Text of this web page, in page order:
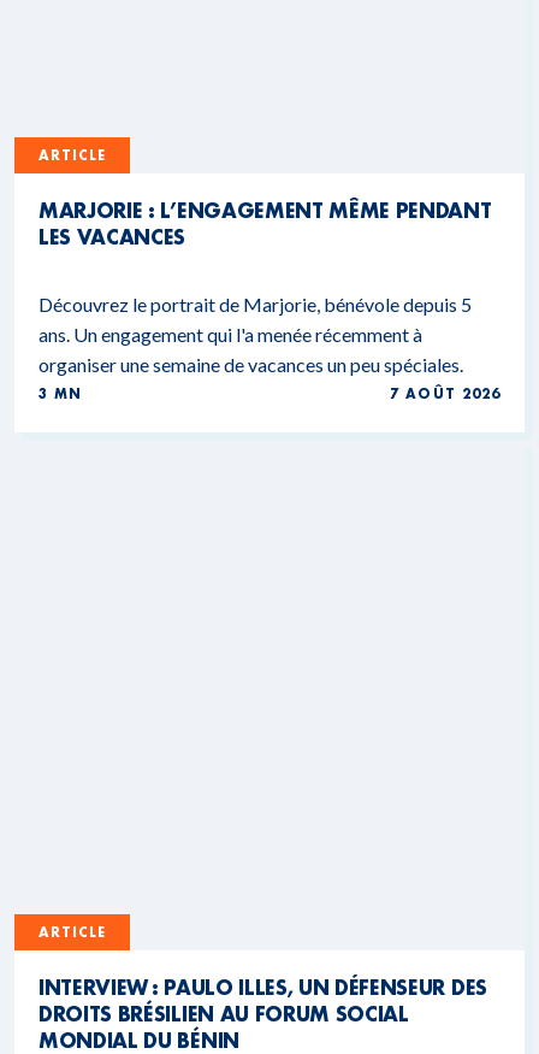
ARTICLE
MARJORIE : L’ENGAGEMENT MÊME PENDANT
LES VACANCES
Découvrez le portrait de Marjorie, bénévole depuis 5
ans. Un engagement qui l'a menée récemment à
organiser une semaine de vacances un peu spéciales.
3 MN 7 AOÛT 2026
ARTICLE
INTERVIEW : PAULO ILLES, UN DÉFENSEUR DES
DROITS BRÉSILIEN AU FORUM SOCIAL
MONDIAL DU BÉNIN